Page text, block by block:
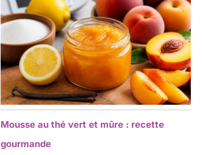
Mousse au thé vert et mûre : recette
gourmande